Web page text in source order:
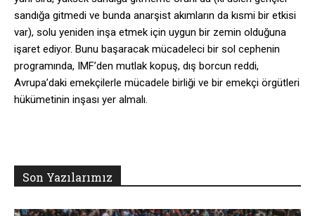
sandığa gitmedi ve bunda anarşist akımların da kısmi bir etkisi
var), solu yeniden inşa etmek için uygun bir zemin olduğuna
işaret ediyor. Bunu başaracak mücadeleci bir sol cephenin
programında, IMF’den mutlak kopuş, dış borcun reddi,
Avrupa’daki emekçilerle mücadele birliği ve bir emekçi örgütleri
hükümetinin inşası yer almalı.
Son Yazılarımız